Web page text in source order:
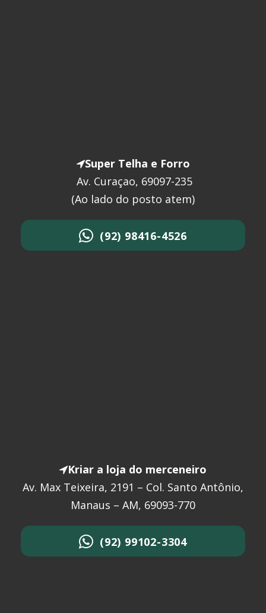
Super Telha e Forro
Av. Curaçao, 69097-235
(Ao lado do posto atem)
(92) 98416-4526
Kriar a loja do merceneiro
Av. Max Teixeira, 2191 – Col. Santo Antônio,
Manaus – AM, 69093-770
(92) 99102-3304